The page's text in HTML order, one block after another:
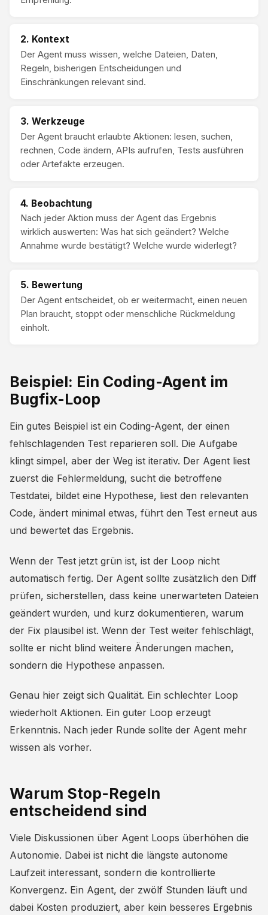
2. Kontext
Der Agent muss wissen, welche Dateien, Daten,
Regeln, bisherigen Entscheidungen und
Einschränkungen relevant sind.
3. Werkzeuge
Der Agent braucht erlaubte Aktionen: lesen, suchen,
rechnen, Code ändern, APIs aufrufen, Tests ausführen
oder Artefakte erzeugen.
4. Beobachtung
Nach jeder Aktion muss der Agent das Ergebnis
wirklich auswerten: Was hat sich geändert? Welche
Annahme wurde bestätigt? Welche wurde widerlegt?
5. Bewertung
Der Agent entscheidet, ob er weitermacht, einen neuen
Plan braucht, stoppt oder menschliche Rückmeldung
einholt.
Beispiel: Ein Coding-Agent im
Bugfix-Loop
Ein gutes Beispiel ist ein Coding-Agent, der einen
fehlschlagenden Test reparieren soll. Die Aufgabe
klingt simpel, aber der Weg ist iterativ. Der Agent liest
zuerst die Fehlermeldung, sucht die betroffene
Testdatei, bildet eine Hypothese, liest den relevanten
Code, ändert minimal etwas, führt den Test erneut aus
und bewertet das Ergebnis.
Wenn der Test jetzt grün ist, ist der Loop nicht
automatisch fertig. Der Agent sollte zusätzlich den Diff
prüfen, sicherstellen, dass keine unerwarteten Dateien
geändert wurden, und kurz dokumentieren, warum
der Fix plausibel ist. Wenn der Test weiter fehlschlägt,
sollte er nicht blind weitere Änderungen machen,
sondern die Hypothese anpassen.
Genau hier zeigt sich Qualität. Ein schlechter Loop
wiederholt Aktionen. Ein guter Loop erzeugt
Erkenntnis. Nach jeder Runde sollte der Agent mehr
wissen als vorher.
Warum Stop-Regeln
entscheidend sind
Viele Diskussionen über Agent Loops überhöhen die
Autonomie. Dabei ist nicht die längste autonome
Laufzeit interessant, sondern die kontrollierte
Konvergenz. Ein Agent, der zwölf Stunden läuft und
dabei Kosten produziert, aber kein besseres Ergebnis